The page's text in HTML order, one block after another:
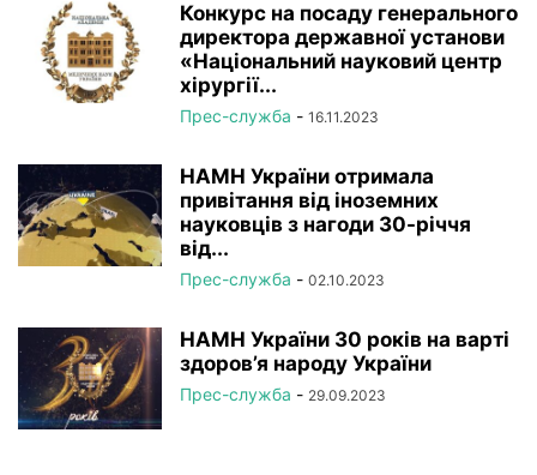
Конкурс на посаду генерального
директора державної установи
«Національний науковий центр
хірургії...
Прес-служба - 16.11.2023
НАМН України отримала
привітання від іноземних
науковців з нагоди 30-річчя
від...
Прес-служба - 02.10.2023
НАМН України 30 років на варті
здоров’я народу України
Прес-служба - 29.09.2023